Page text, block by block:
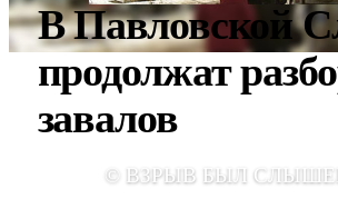
В Павловской
продолжат
завалов
© ВЗРЫВ БЫЛ